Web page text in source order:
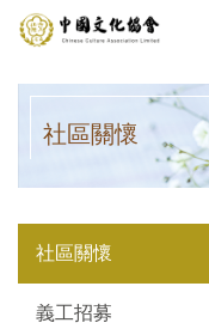
社區關懷
社區關懷
義工招募